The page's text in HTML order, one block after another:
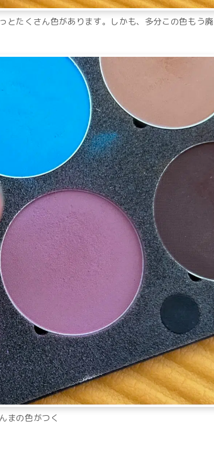
とたくさん色があります。しかも、多分この色もう廃
まの色がつく